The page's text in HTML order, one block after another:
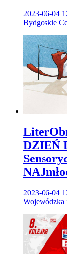
2023-06-04
Bydgoskie
DZIEŃ
2023-06-04
Wojewódzka